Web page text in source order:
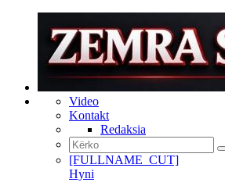
Video
Kontakt
Redaksia
[FULLNAME_CUT]
Hyni